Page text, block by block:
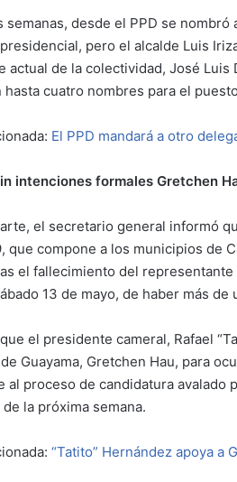
semanas, desde el PPD se
pero el alcalde Luis
actual de la colectividad, José
hasta cuatro nombres para el
El PPD mandará a otro
intenciones formales Gretchen
el secretario general informó
que compone a los municipios de
el fallecimiento del
13 de mayo, de haber más de
el presidente cameral, Rafael
Guayama, Gretchen Hau, para
al proceso de candidatura
la próxima semana.
“Tatito” Hernández apoya a